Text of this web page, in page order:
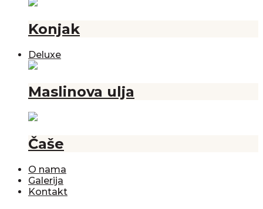
Konjak
Deluxe
Maslinova ulja
Čaše
O nama
Galerija
Kontakt